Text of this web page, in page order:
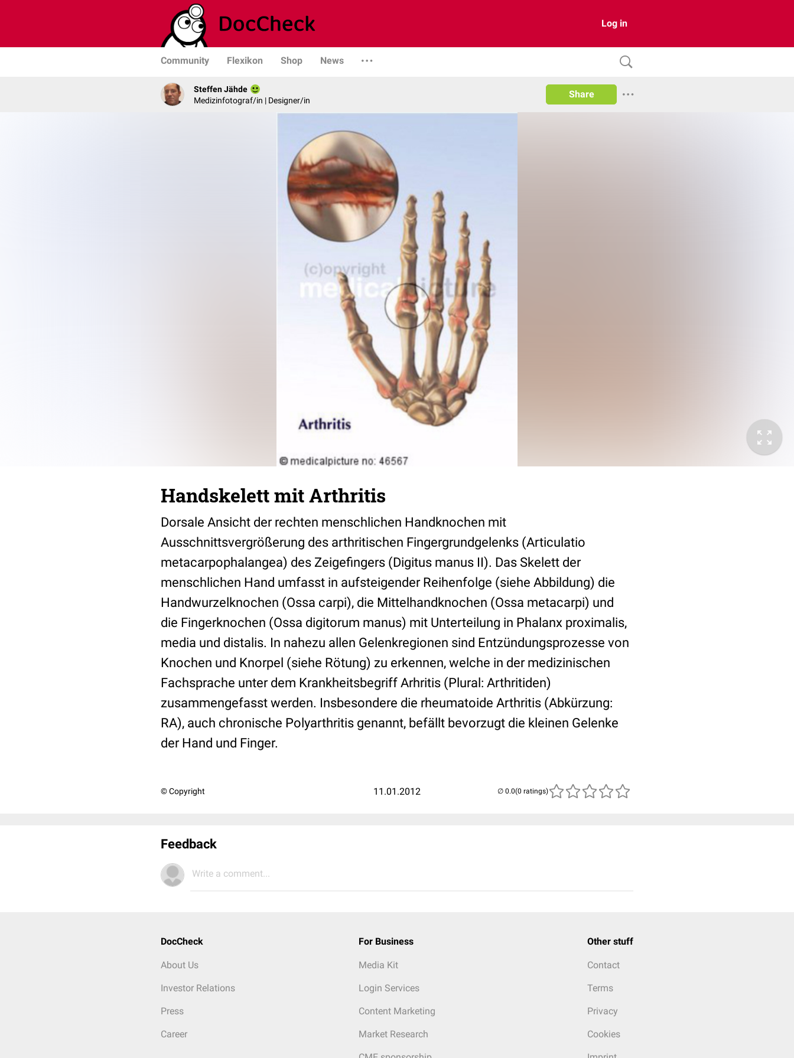
Log in
Community Flexikon Shop News
Steffen Jähde
Medizinfotograf/in | Designer/in
Share
Handskelett mit Arthritis
Dorsale Ansicht der rechten menschlichen Handknochen mit
Ausschnittsvergrößerung des arthritischen Fingergrundgelenks (Articulatio
metacarpophalangea) des Zeigefingers (Digitus manus II). Das Skelett der
menschlichen Hand umfasst in aufsteigender Reihenfolge (siehe Abbildung) die
Handwurzelknochen (Ossa carpi), die Mittelhandknochen (Ossa metacarpi) und
die Fingerknochen (Ossa digitorum manus) mit Unterteilung in Phalanx proximalis,
media und distalis. In nahezu allen Gelenkregionen sind Entzündungsprozesse von
Knochen und Knorpel (siehe Rötung) zu erkennen, welche in der medizinischen
Fachsprache unter dem Krankheitsbegriff Arhritis (Plural: Arthritiden)
zusammengefasst werden. Insbesondere die rheumatoide Arthritis (Abkürzung:
RA), auch chronische Polyarthritis genannt, befällt bevorzugt die kleinen Gelenke
der Hand und Finger.
© Copyright 11.01.2012 (0 ratings)
Feedback
Write a comment...
DocCheck
About Us
Investor Relations
Press
Career
For Business
Media Kit
Login Services
Content Marketing
Market Research
Other stuff
Contact
Terms
Privacy
Cookies